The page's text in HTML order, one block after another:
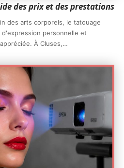
des prix et des prestations
des arts corporels, le tatouage
personnelle et
À Cluses,…